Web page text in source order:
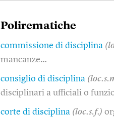
Polirematiche
commissione di disciplina
mancanze…
consiglio di disciplina
disciplinari a ufficiali o
corte di disciplina (loc.s.f.)